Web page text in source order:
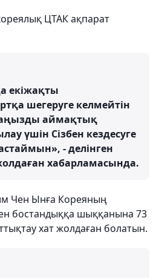
ЦТАК ақпарат
екіжақты
шегеруге келмейтін
аймақтық
үшін Сізбен кездесуге
- делінген
хабарламасында.
Чен Ынға Кореяның
бостандыққа шыққанына 73
хат жолдаған болатын.